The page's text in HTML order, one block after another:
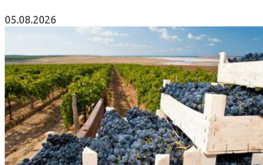
05.08.2026